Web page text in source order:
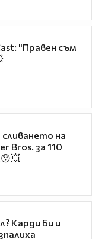
"Правен съм
на
Bros. за 110
Карди Би и